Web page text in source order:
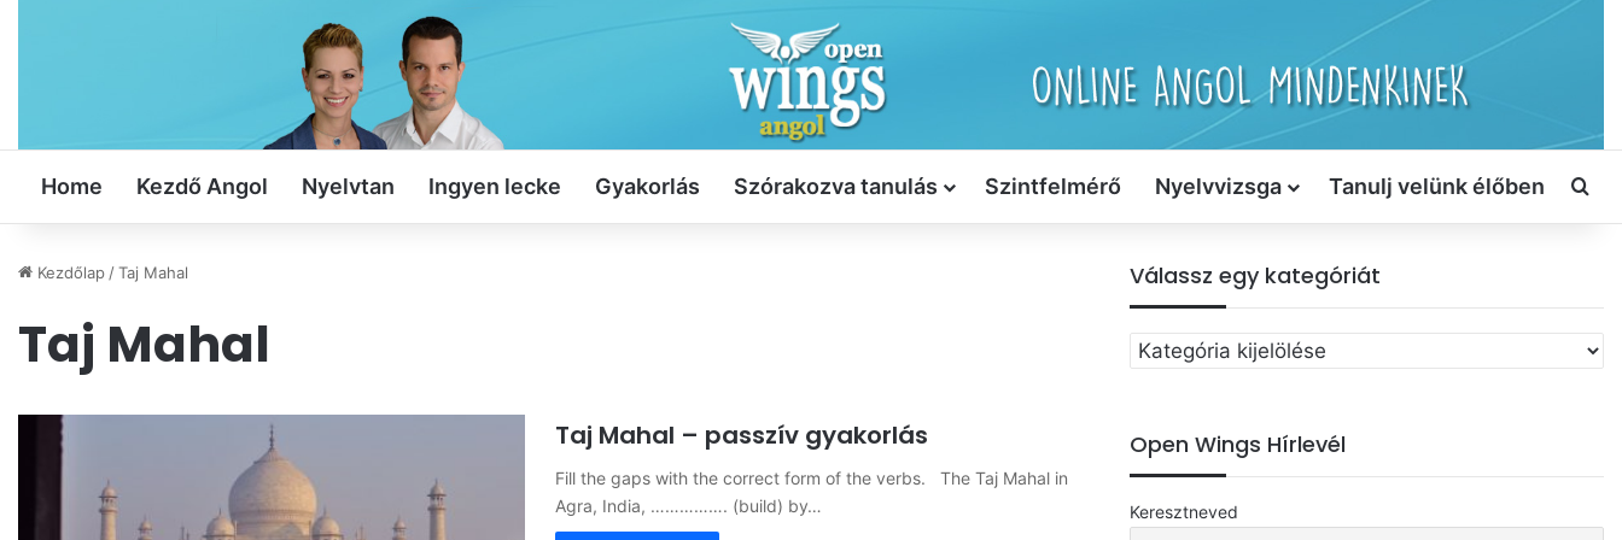
Home Kezdő Angol Nyelvtan Ingyen lecke Gyakorlás Szórakozva tanulás Szintfelmérő Nyelvvizsga Tanulj velünk élőben
Kezdőlap /Taj Mahal
Taj Mahal
Taj Mahal – passzív gyakorlás
Fill the gaps with the correct form of the verbs. The Taj Mahal in
Agra, India, ……………. (build) by…
Válassz egy kategóriát
Válassz
egy
Open Wings Hírlevél
Keresztneved